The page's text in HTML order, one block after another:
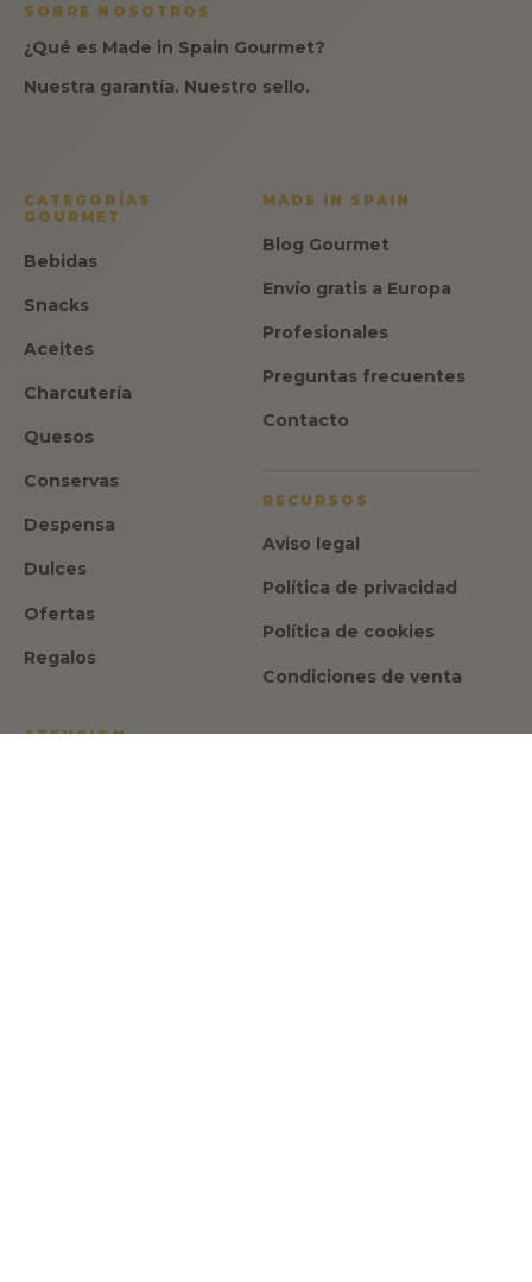
SOBRE NOSOTROS
¿Qué es Made in Spain Gourmet?
Nuestra garantía. Nuestro sello.
CATEGORÍAS
GOURMET
Bebidas
Snacks
Aceites
Charcutería
Quesos
Conservas
Despensa
Dulces
Ofertas
Regalos
MADE IN SPAIN
Blog Gourmet
Envío gratis a Europa
Profesionales
Preguntas frecuentes
Contacto
RECURSOS
Aviso legal
Política de privacidad
Política de cookies
Condiciones de venta
ATENCION